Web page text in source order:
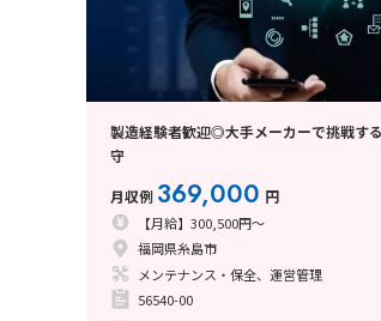
製造経験者歓迎◎大手メーカーで挑戦す
守
月収例 369,000 円
【月給】300,500円～
福岡県糸島市
メンテナンス・保全、運営管理
56540-00